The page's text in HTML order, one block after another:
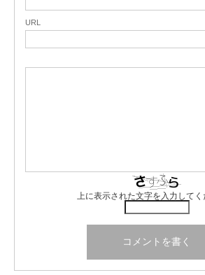
URL
上に表示された文字を入力してく